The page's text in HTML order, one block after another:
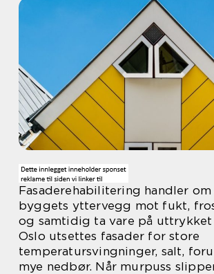
Fasaderehabilitering handler om
byggets yttervegg mot fukt,
og samtidig ta vare på uttrykket
Oslo utsettes fasader for store
temperatursvingninger, salt,
mye nedbør. Når murpuss